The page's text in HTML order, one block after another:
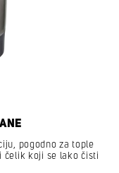
pogodno za tople
čelik koji se lako čisti